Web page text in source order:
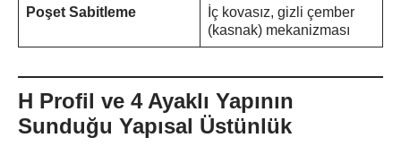
Poşet Sabitleme
İç kovasız, gizli çember
(kasnak) mekanizması
H Profil ve 4 Ayaklı Yapının
Sunduğu Yapısal Üstünlük